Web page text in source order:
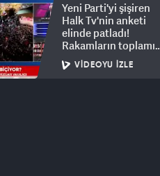
Yeni Parti'yi şişiren
Halk Tv'nin anketi
elinde patladı!
Rakamların toplamı
dalga konusu oldu
VIDEOYU İZLE